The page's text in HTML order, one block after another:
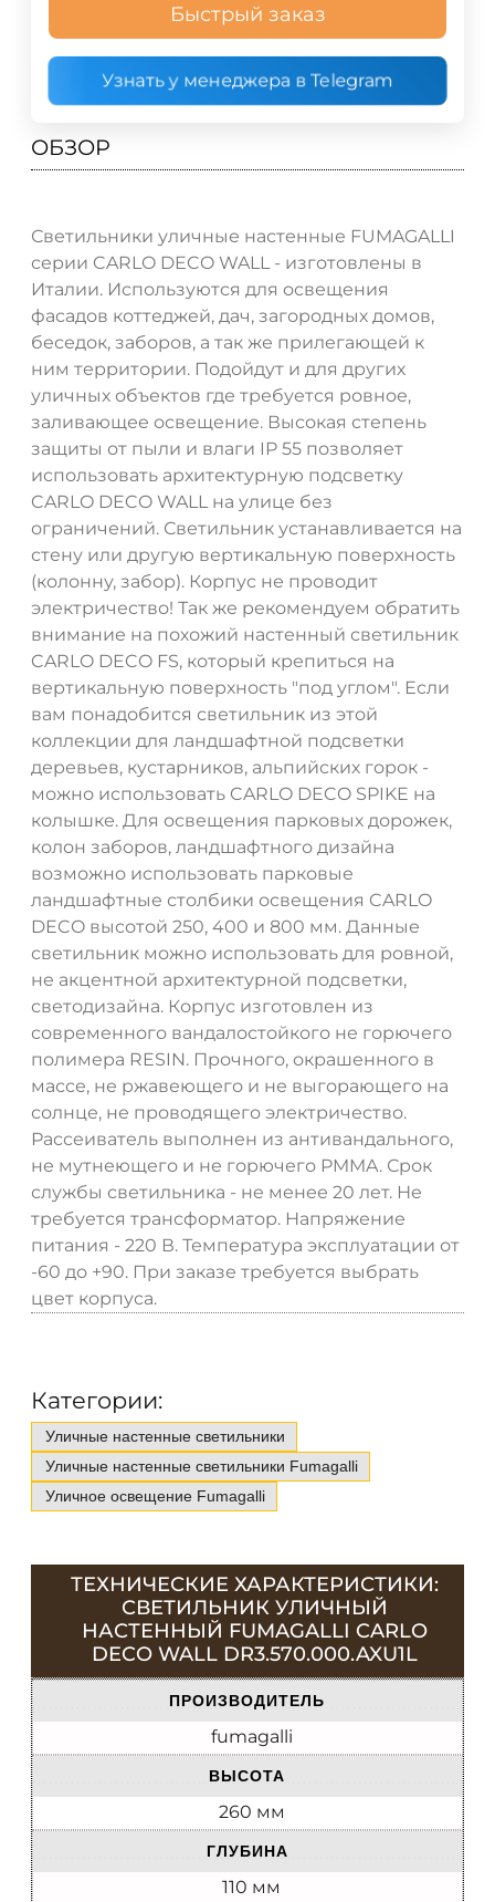
Быстрый заказ
Узнать у менеджера в Telegram
ОБЗОР
Светильники уличные настенные FUMAGALLI
серии CARLO DECO WALL - изготовлены в
Италии. Используются для освещения
фасадов коттеджей, дач, загородных домов,
беседок, заборов, а так же прилегающей к
ним территории. Подойдут и для других
уличных объектов где требуется ровное,
заливающее освещение. Высокая степень
защиты от пыли и влаги IP 55 позволяет
использовать архитектурную подсветку
CARLO DECO WALL на улице без
ограничений. Светильник устанавливается на
стену или другую вертикальную поверхность
(колонну, забор). Корпус не проводит
электричество! Так же рекомендуем обратить
внимание на похожий настенный светильник
CARLO DECO FS, который крепиться на
вертикальную поверхность "под углом". Если
вам понадобится светильник из этой
коллекции для ландшафтной подсветки
деревьев, кустарников, альпийских горок -
можно использовать CARLO DECO SPIKE на
колышке. Для освещения парковых дорожек,
колон заборов, ландшафтного дизайна
возможно использовать парковые
ландшафтные столбики освещения CARLO
DECO высотой 250, 400 и 800 мм. Данные
светильник можно использовать для ровной,
не акцентной архитектурной подсветки,
светодизайна. Корпус изготовлен из
современного вандалостойкого не горючего
полимера RESIN. Прочного, окрашенного в
массе, не ржавеющего и не выгорающего на
солнце, не проводящего электричество.
Рассеиватель выполнен из антивандального,
не мутнеющего и не горючего PMMA. Срок
службы светильника - не менее 20 лет. Не
требуется трансформатор. Напряжение
питания - 220 В. Температура эксплуатации от
-60 до +90. При заказе требуется выбрать
цвет корпуса.
Категории:
Уличные настенные светильники
Уличные настенные светильники Fumagalli
Уличное освещение Fumagalli
ТЕХНИЧЕСКИЕ ХАРАКТЕРИСТИКИ:
СВЕТИЛЬНИК УЛИЧНЫЙ
НАСТЕННЫЙ FUMAGALLI CARLO
DECO WALL DR3.570.000.AXU1L
ПРОИЗВОДИТЕЛЬ
fumagalli
ВЫСОТА
260 мм
ГЛУБИНА
110 мм